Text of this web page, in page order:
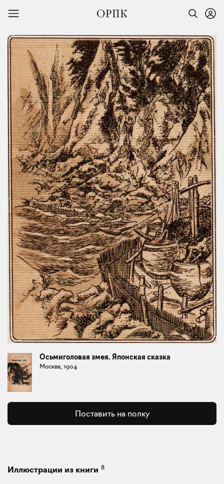
Осьмиголовая змея. Японская сказка
Москва, 1904
Поставить на полку
Иллюстрации из книги 8